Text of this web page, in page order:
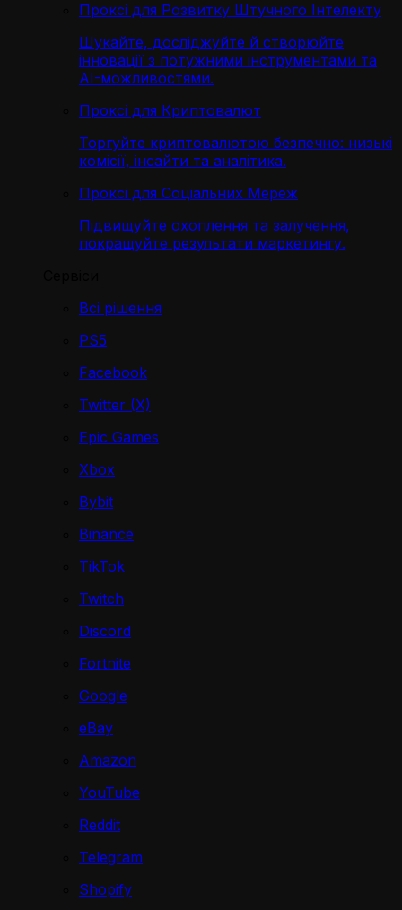
Проксі для Розвитку Штучного Інтелекту
Шукайте, досліджуйте й створюйте
інновації з потужними інструментами та
AI-можливостями.
Проксі для Криптовалют
Торгуйте криптовалютою безпечно: низькі
комісії, інсайти та аналітика.
Проксі для Соціальних Мереж
Підвищуйте охоплення та залучення,
покращуйте результати маркетингу.
Всі рішення
PS5
Facebook
Twitter (X)
Epic Games
Xbox
Bybit
Binance
TikTok
Twitch
Discord
Fortnite
Google
eBay
Amazon
YouTube
Reddit
Telegram
Shopify